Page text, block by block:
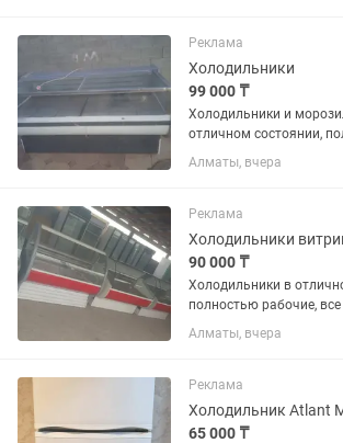
Реклама
Холодильники
99 000 ₸
Холодильники и
отличном состоянии,
рабочие, все чистые
фото, на каждый
помогу с доставкой,
Алматы, вчера
Реклама
Холодильники
90 000 ₸
Холодильники в
полностью рабочие,
ухоженные как на фото,
варианты, большой
Алматы, вчера
Реклама
65 000 ₸